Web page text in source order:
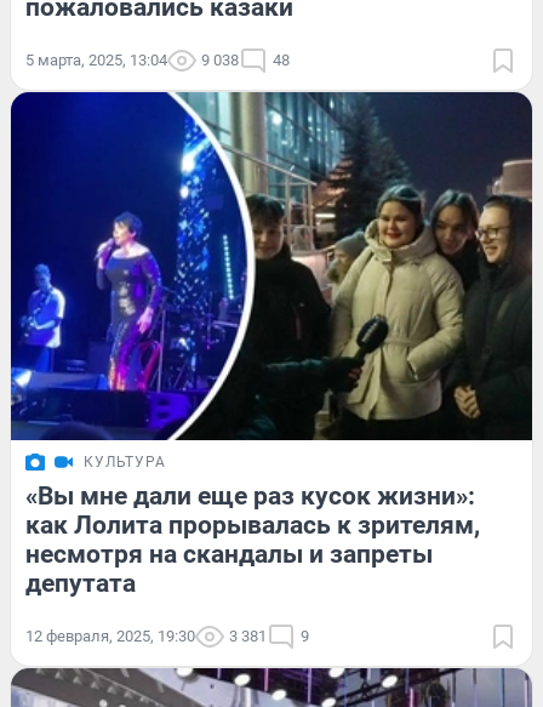
пожаловались казаки
5 марта, 2025, 13:04 9 038 48
КУЛЬТУРА
«Вы мне дали еще раз кусок жизни»:
как Лолита прорывалась к зрителям,
несмотря на скандалы и запреты
депутата
12 февраля, 2025, 19:30 3 381 9